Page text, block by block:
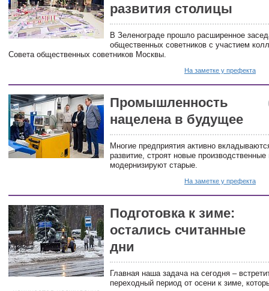
развития столицы
В Зеленограде прошло расширенное
общественных советников с участием
Совета общественных советников Москвы.
На заметке у префекта
Промышленность
нацелена в будущее
Многие предприятия активно
развитие, строят новые
модернизируют старые.
На заметке у префекта
Подготовка к зиме:
остались считанные
дни
Главная наша задача на сегодня –
переходный период от осени к зиме,